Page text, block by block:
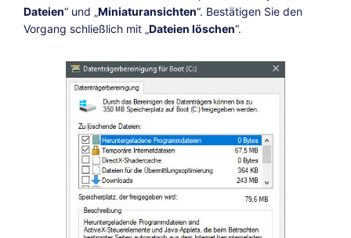
Dateien“ und „Miniaturansichten“. Bestätigen Sie den
Vorgang schließlich mit „Dateien löschen“.